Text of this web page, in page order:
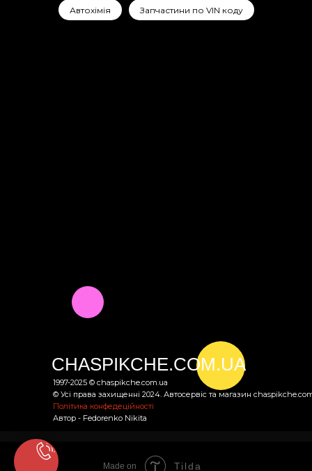
Автохімія Запчастини по VIN коду
CHASPIKCHE.COM.UA
1997-2025 © chaspikche.com.ua
© Усі права захищенні 2024. Автосервіс та магазин
Політика конфедеційності
Автор - Fedorenko Nikita
Made on Tilda